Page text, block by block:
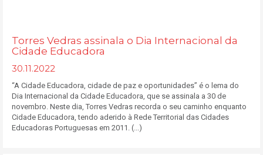
Torres Vedras assinala o Dia Internacional da
Cidade Educadora
30.11.2022
“A Cidade Educadora, cidade de paz e oportunidades” é o lema do
Dia Internacional da Cidade Educadora, que se assinala a 30 de
novembro. Neste dia, Torres Vedras recorda o seu caminho enquanto
Cidade Educadora, tendo aderido à Rede Territorial das Cidades
Educadoras Portuguesas em 2011. (...)